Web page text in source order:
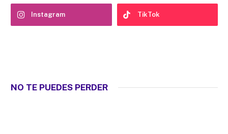
Instagram TikTok
NO TE PUEDES PERDER